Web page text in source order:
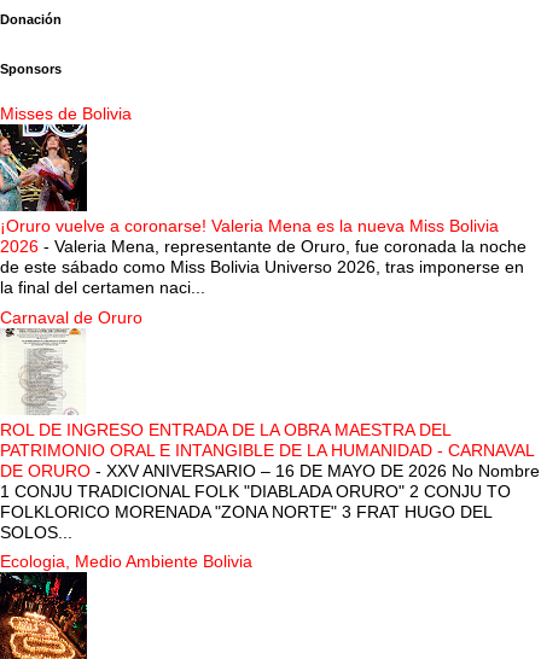
Donación
Sponsors
Misses de Bolivia
¡Oruro vuelve a coronarse! Valeria Mena es la nueva Miss Bolivia
2026 - Valeria Mena, representante de Oruro, fue coronada la noche
de este sábado como Miss Bolivia Universo 2026, tras imponerse en
la final del certamen naci...
Carnaval de Oruro
ROL DE INGRESO ENTRADA DE LA OBRA MAESTRA DEL
PATRIMONIO ORAL E INTANGIBLE DE LA HUMANIDAD - CARNAVAL
DE ORURO - XXV ANIVERSARIO – 16 DE MAYO DE 2026 No Nombre
1 CONJU TRADICIONAL FOLK "DIABLADA ORURO" 2 CONJU TO
FOLKLORICO MORENADA "ZONA NORTE" 3 FRAT HUGO DEL
SOLOS...
Ecologia, Medio Ambiente Bolivia